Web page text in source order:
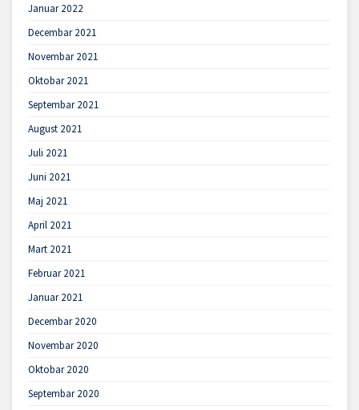
Januar 2022
Decembar 2021
Novembar 2021
Oktobar 2021
Septembar 2021
August 2021
Juli 2021
Juni 2021
Maj 2021
April 2021
Mart 2021
Februar 2021
Januar 2021
Decembar 2020
Novembar 2020
Oktobar 2020
Septembar 2020